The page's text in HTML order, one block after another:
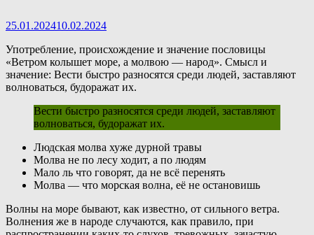
25.01.202410.02.2024
Употребление, происхождение и значение пословицы
«Ветром колышет море, а молвою — народ». Смысл и
значение: Вести быстро разносятся среди людей, заставляют
волноваться, будоражат их.
Вести быстро разносятся среди людей, заставляют
волноваться, будоражат их.
Людская молва хуже дурной травы
Молва не по лесу ходит, а по людям
Мало ль что говорят, да не всё перенять
Молва — что морская волна, её не остановишь
Волны на море бывают, как известно, от сильного ветра.
Волнения же в народе случаются, как правило, при